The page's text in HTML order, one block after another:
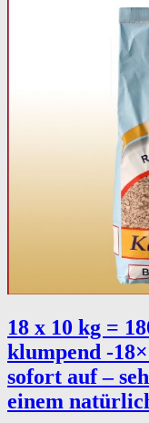
18 x 10 kg =
klumpend -
sofort auf –
einem